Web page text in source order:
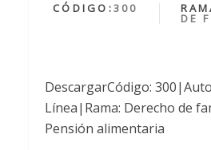
CÓDIGO:300
DE
DescargarCódigo:
Línea|Rama: Derecho de
Pensión alimentaria